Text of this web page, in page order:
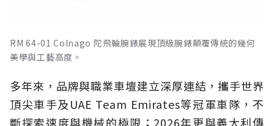
RM 64-01 Colnago 陀飛輪腕錶展現頂級腕錶顛覆傳統的幾何
美學與工藝高度。
多年來，品牌與職業車壇建立深厚連結，攜手世界
頂尖車手及UAE Team Emirates等冠軍車隊，不
斷探索速度與機械的極限；2026年更與義大利傳